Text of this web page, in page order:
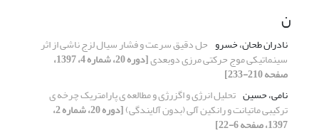
ن
نادران طحان، خسرو حل دقیق سرعت و فشار سیال لزج ناشی از اثر
سینماتیکی موج حرکتی مرزی دوبعدی [دوره 20، شماره 4، 1397،
صفحه 210-233]
نامی، حسین تحلیل انرژی و اگزرژی و مطالعه ی پارامتریک چرخه ی
ترکیبی ماتیانت و رانکین آلی (بدون آلایندگی) [دوره 20، شماره 2،
1397، صفحه 6-22]